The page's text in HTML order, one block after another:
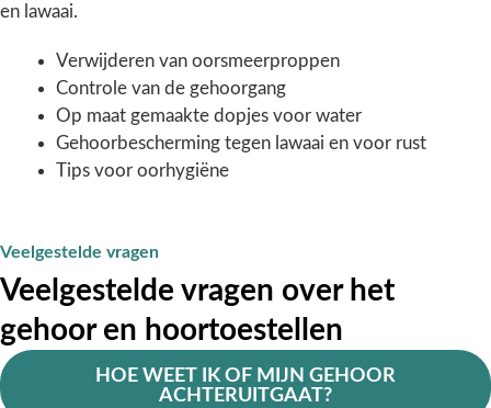
en lawaai.
Verwijderen van oorsmeerproppen
Controle van de gehoorgang
Op maat gemaakte dopjes voor water
Gehoorbescherming tegen lawaai en voor rust
Tips voor oorhygiëne
Veelgestelde vragen
Veelgestelde vragen over het
gehoor en hoortoestellen
HOE WEET IK OF MIJN GEHOOR
ACHTERUITGAAT?